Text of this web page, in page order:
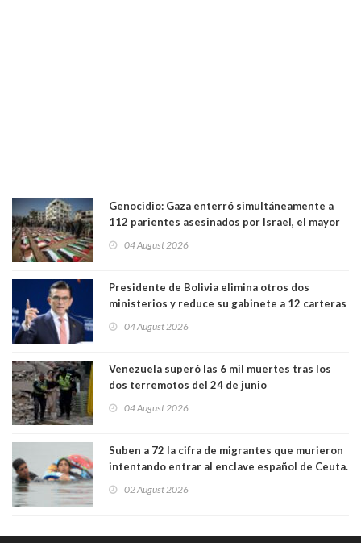
Genocidio: Gaza enterró simultáneamente a
112 parientes asesinados por Israel, el mayor
muertos figuran 44 niños y nueve ancianos
04 August 2026
Presidente de Bolivia elimina otros dos
ministerios y reduce su gabinete a 12 carteras
04 August 2026
Venezuela superó las 6 mil muertes tras los
dos terremotos del 24 de junio
04 August 2026
Suben a 72 la cifra de migrantes que murieron
intentando entrar al enclave español de Ceuta.
02 August 2026